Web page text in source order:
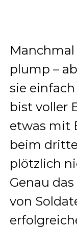
plump –
sie
bist voller
etwas mit
beim
plötzlich
Genau
von